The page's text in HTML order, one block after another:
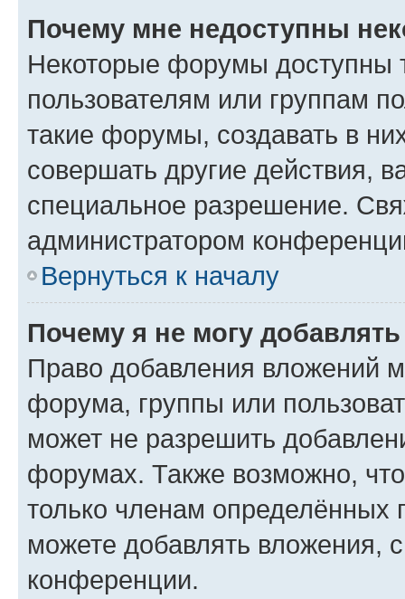
Почему мне недоступны
Некоторые форумы доступны
пользователям или группам
такие форумы, создавать в
совершать другие действия,
специальное разрешение.
администратором
Вернуться к началу
Почему я не могу
Право добавления вложений
форума, группы или
может не разрешить
форумах. Также возможно,
только членам определённых
можете добавлять вложения,
конференции.